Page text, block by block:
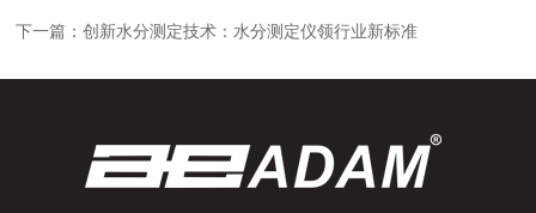
下一篇：创新水分测定技术：水分测定仪领行业新标准